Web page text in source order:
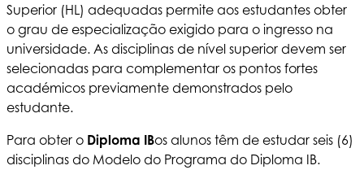
Superior (HL) adequadas permite aos estudantes obter
o grau de especialização exigido para o ingresso na
universidade. As disciplinas de nível superior devem ser
selecionadas para complementar os pontos fortes
académicos previamente demonstrados pelo
estudante.
Para obter o Diploma IBos alunos têm de estudar seis (6)
disciplinas do Modelo do Programa do Diploma IB.